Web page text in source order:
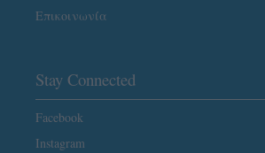
Επικοινωνία
Stay Connected
Facebook
Instagram